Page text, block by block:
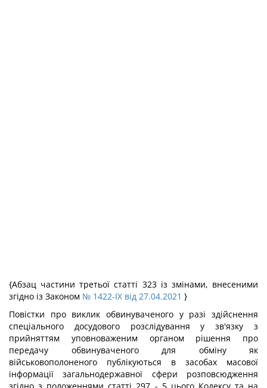
{Абзац частини третьої статті 323 із змінами, внесеними
згідно із Законом № 1422-IX від 27.04.2021 }
Повістки про виклик обвинуваченого у разі здійснення
спеціального досудового розслідування у зв'язку з
прийняттям уповноваженим органом рішення про
передачу обвинуваченого для обміну як
військовополоненого публікуються в засобах масової
інформації загальнодержавної сфери розповсюдження